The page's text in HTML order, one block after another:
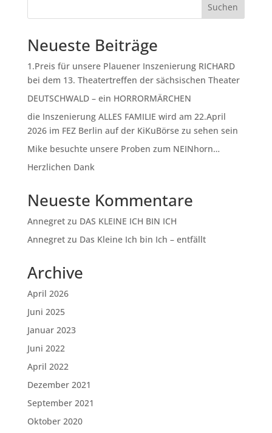
Suchen
Neueste Beiträge
1.Preis für unsere Plauener Inszenierung RICHARD
bei dem 13. Theatertreffen der sächsischen Theater
DEUTSCHWALD – ein HORRORMÄRCHEN
die Inszenierung ALLES FAMILIE wird am 22.April
2026 im FEZ Berlin auf der KiKuBörse zu sehen sein
Mike besuchte unsere Proben zum NEINhorn…
Herzlichen Dank
Neueste Kommentare
Annegretzu DAS KLEINE ICH BIN ICH
Annegretzu Das Kleine Ich bin Ich – entfällt
Archive
April 2026
Juni 2025
Januar 2023
Juni 2022
April 2022
Dezember 2021
September 2021
Oktober 2020